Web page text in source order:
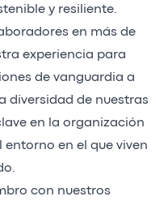
y resiliente.
en más de
experiencia para
de vanguardia a
diversidad de nuestras
en la organización
en el que viven
con nuestros